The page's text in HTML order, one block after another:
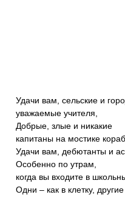
Удачи вам, сельские и
уважаемые учителя,
Добрые, злые и никакие
капитаны на мостике
Удачи вам, дебютанты и
Особенно по утрам,
когда вы входите в
Одни – как в клетку,